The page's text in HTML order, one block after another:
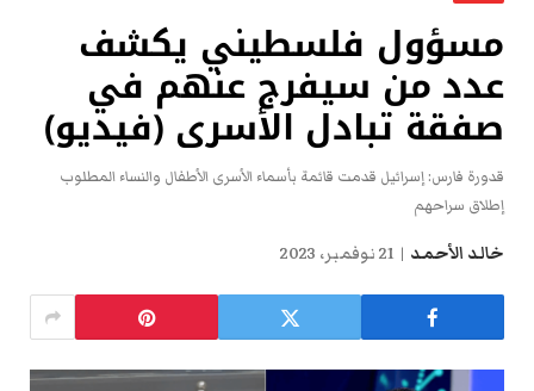
مسؤول فلسطيني يكشف
عدد من سيفرج عنهم في
صفقة تبادل الأسرى (فيديو)
قدورة فارس: إسرائيل قدمت قائمة بأسماء الأسرى الأطفال والنساء المطلوب
إطلاق سراحهم
خالد الأحمد 21 نوفمبر، 2023